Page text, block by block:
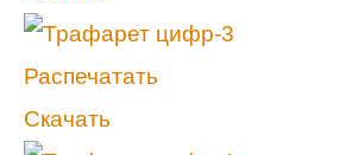
Распечатать
Скачать